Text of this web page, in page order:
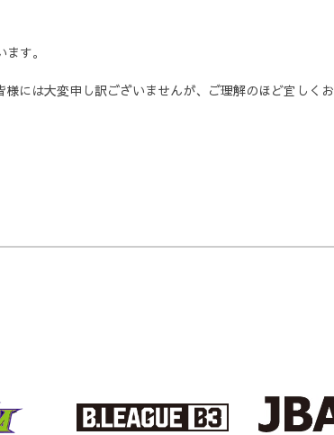
す。
には大変申し訳ございませんが、ご理解のほど宜しくお